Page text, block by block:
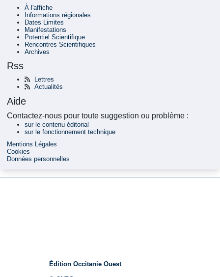
À l'affiche
Informations régionales
Dates Limites
Manifestations
Potentiel Scientifique
Rencontres Scientifiques
Archives
Rss
Lettres
Actualités
Aide
Contactez-nous pour toute suggestion ou problème :
sur le contenu éditorial
sur le fonctionnement technique
Mentions Légales
Cookies
Données personnelles
Édition Occitanie Ouest